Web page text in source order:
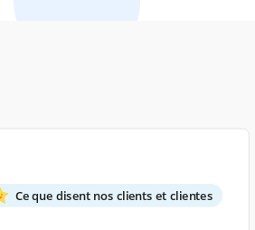
Ce que disent nos clients et clientes